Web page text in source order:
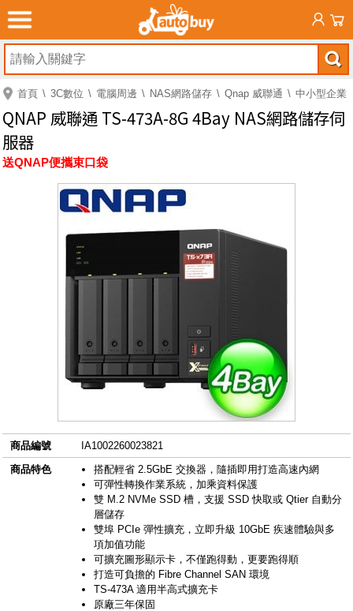
首頁 3C數位 電腦周邊 NAS網路儲存 Qnap 威聯通 中小型企業
QNAP 威聯通 TS-473A-8G 4Bay NAS網路儲存伺
服器
送QNAP便攜束口袋
商品編號
IA1002260023821
商品特色
搭配輕省 2.5GbE 交換器，隨插即用打造高速內網
可彈性轉換作業系統，加乘資料保護
雙 M.2 NVMe SSD 槽，支援 SSD 快取或 Qtier 自動分
層儲存
雙埠 PCIe 彈性擴充，立即升級 10GbE 疾速體驗與多
項加值功能
可擴充圖形顯示卡，不僅跑得動，更要跑得順
打造可負擔的 Fibre Channel SAN 環境
TS-473A 適用半高式擴充卡
原廠三年保固